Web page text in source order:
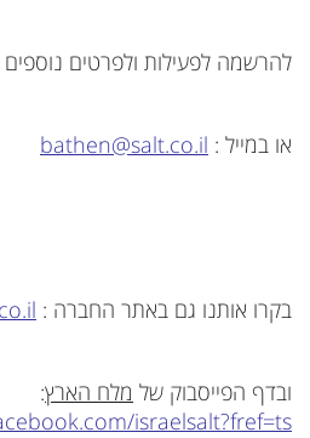
להרשמה לפעילות ולפרטים נוספים בטלפון:
או במייל : bathen@salt.co.il
בקרו אותנו גם באתר החברה :
ובדף הפייסבוק של מלח הארץ:
israelsalt?fref=ts